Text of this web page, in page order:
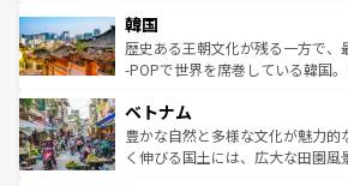
ワイを、存分に味わってほしい。 なお、新着のハワイ情報
はコンテンツ一覧を参照してほし
いる。アクティビティも充実して
ビング、ハイキングなど、アウト
い。オーストラリアの多彩な魅力
参照してほしい。
ン）、静ひつな山岳地帯である台
と山間の静けさが共存しており、
驚きをもたらしてくれる。また、
容にもいいと評判のスイーツなど
が味わえる。 なお、新着の台湾
照してほしい。
韓国
歴史ある王朝文化が残る一方で、
-POPで世界を席巻している韓国
き、地方に足を延ばせば四季折々
できる。そして、キムチや焼肉、
まで、さまざまな韓国料理が待っ
ベトナム
豊かな自然と多様な文化が魅力
く伸びる国土には、広大な田園風